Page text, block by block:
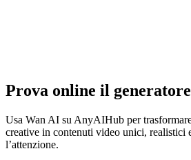
Prova online il
Usa Wan AI su AnyAIHub per
creative in contenuti video unici, realistici
l’attenzione.